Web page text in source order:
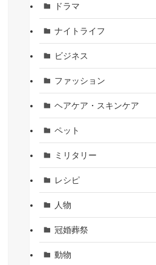
ドラマ
ナイトライフ
ビジネス
ファッション
ヘアケア・スキンケア
ペット
ミリタリー
レシピ
人物
冠婚葬祭
動物